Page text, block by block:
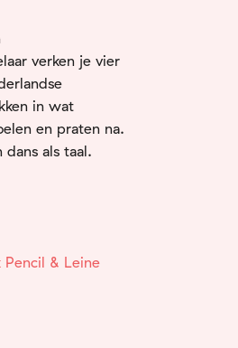
verken je vier
in wat
en praten na.
als taal.
& Leine